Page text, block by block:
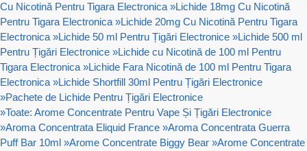
Cu Nicotină Pentru Tigara Electronica »Lichide 18mg Cu Nicotină
Pentru Tigara Electronica »Lichide 20mg Cu Nicotină Pentru Tigara
Electronica »Lichide 50 ml Pentru Țigări Electronice »Lichide 500 ml
Pentru Țigări Electronice »Lichide cu Nicotină de 100 ml Pentru
Tigara Electronica »Lichide Fara Nicotină de 100 ml Pentru Tigara
Electronica »Lichide Shortfill 30ml Pentru Țigări Electronice
»Pachete de Lichide Pentru Țigări Electronice
»Toate: Arome Concentrate Pentru Vape Și Țigări Electronice
»Aroma Concentrata Eliquid France »Aroma Concentrata Guerra
Puff Bar 10ml »Arome Concentrate Biggy Bear »Arome Concentrate